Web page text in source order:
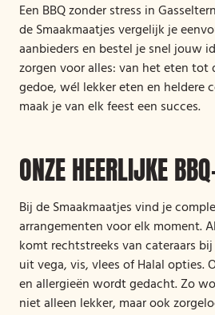
Een BBQ zonder stress in
de Smaakmaatjes vergelijk je
aanbieders en bestel je snel jouw
zorgen voor alles: van het eten tot
gedoe, wél lekker eten en heldere
maak je van elk feest een succes.
ONZE HEERLIJKE
Bij de Smaakmaatjes vind je
arrangementen voor elk moment.
komt rechtstreeks van cateraars
uit vega, vis, vlees of Halal opties.
en allergieën wordt gedacht. Zo
niet alleen lekker, maar ook